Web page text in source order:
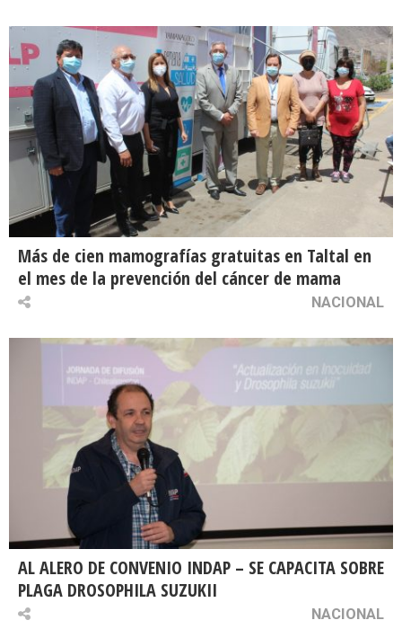
Más de cien mamografías gratuitas en Taltal en
el mes de la prevención del cáncer de mama
NACIONAL
AL ALERO DE CONVENIO INDAP – SE CAPACITA SOBRE
PLAGA DROSOPHILA SUZUKII
NACIONAL